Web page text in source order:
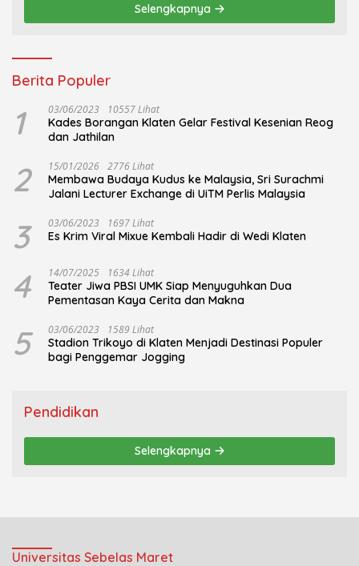
Selengkapnya
Berita Populer
1 03/06/2023 10557 Lihat
Kades Borangan Klaten Gelar Festival Kesenian Reog
dan Jathilan
2 15/01/2026 2776 Lihat
Membawa Budaya Kudus ke Malaysia, Sri Surachmi
Jalani Lecturer Exchange di UiTM Perlis Malaysia
3 03/06/2023 1697 Lihat
Es Krim Viral Mixue Kembali Hadir di Wedi Klaten
4 14/07/2025 1634 Lihat
Teater Jiwa PBSI UMK Siap Menyuguhkan Dua
Pementasan Kaya Cerita dan Makna
5 03/06/2023 1589 Lihat
Stadion Trikoyo di Klaten Menjadi Destinasi Populer
bagi Penggemar Jogging
Pendidikan
Selengkapnya
Universitas Sebelas Maret